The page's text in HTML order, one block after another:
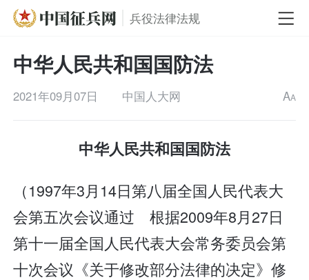
兵役法律法规
中华人民共和国国防法
2021年09月07日 中国人大网 AA
中华人民共和国国防法
（1997年3月14日第八届全国人民代表大
会第五次会议通过 根据2009年8月27日
第十一届全国人民代表大会常务委员会第
十次会议《关于修改部分法律的决定》修